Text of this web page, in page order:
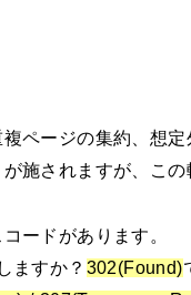
ページの集約、想
施されますが、こ
ードがあります。
ますか？ 302(Found)